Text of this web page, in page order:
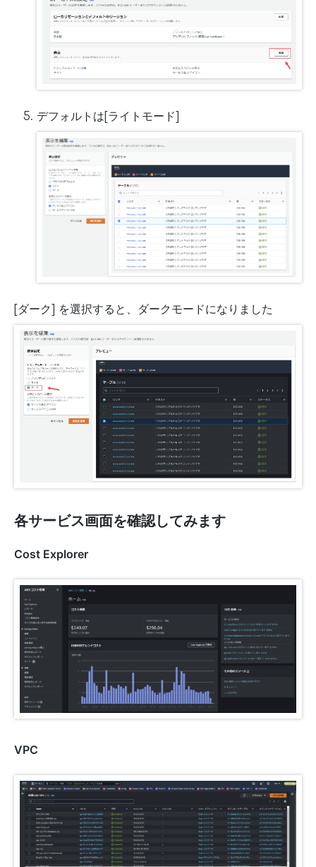
デフォルトは[ライトモード]
[ダーク] を選択すると、ダークモードになりました
各サービス画面を確認してみます
Cost Explorer
VPC